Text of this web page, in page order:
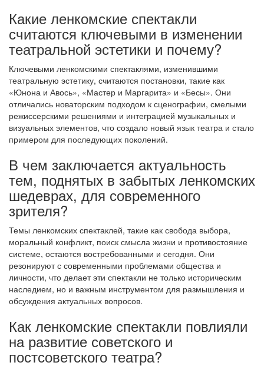
Какие ленкомские спектакли
считаются ключевыми в изменении
театральной эстетики и почему?
Ключевыми ленкомскими спектаклями, изменившими
театральную эстетику, считаются постановки, такие как
«Юнона и Авось», «Мастер и Маргарита» и «Бесы». Они
отличались новаторским подходом к сценографии, смелыми
режиссерскими решениями и интеграцией музыкальных и
визуальных элементов, что создало новый язык театра и стало
примером для последующих поколений.
В чем заключается актуальность
тем, поднятых в забытых ленкомских
шедеврах, для современного
зрителя?
Темы ленкомских спектаклей, такие как свобода выбора,
моральный конфликт, поиск смысла жизни и противостояние
системе, остаются востребованными и сегодня. Они
резонируют с современными проблемами общества и
личности, что делает эти спектакли не только историческим
наследием, но и важным инструментом для размышления и
обсуждения актуальных вопросов.
Как ленкомские спектакли повлияли
на развитие советского и
постсоветского театра?